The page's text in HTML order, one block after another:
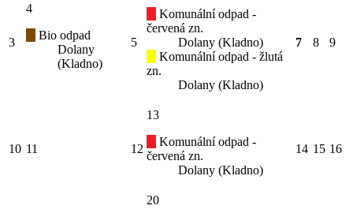
3
4
Bio odpad
Dolany
(Kladno)
5
Komunální odpad -
červená zn.
Dolany (Kladno)
Komunální odpad - žlutá
zn.
Dolany (Kladno)
7 8 9
10 11 12
13
Komunální odpad -
červená zn.
Dolany (Kladno)
14 15 16
20